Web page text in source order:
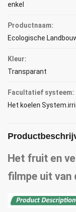
enkel
Productnaam:
Ecologische
Kleur:
Transparant
Facultatief systeem:
Het koelen
Het fruit en
filmpe uit van